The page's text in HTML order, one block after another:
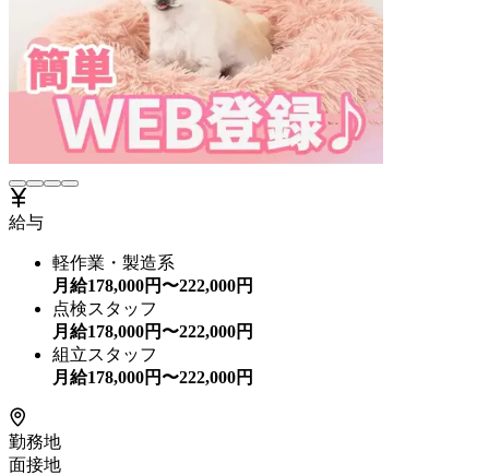
給与
軽作業・製造系
月給178,000円〜222,000円
点検スタッフ
月給178,000円〜222,000円
組立スタッフ
月給178,000円〜222,000円
勤務地
面接地